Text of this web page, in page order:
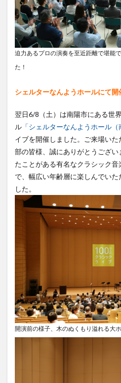
迫力あるプロの演奏を至近距離で堪能
た！
シェルターなんようホールにて開
翌日6/8（土）は南陽市にある世
ル 「シェルターなんようホール（
イブを開催しました。ご来場い
部の皆様、誠にありがとうござ
たことがある有名なクラシック
で、幅広い年齢層に楽しんでい
した。
開演前の様子、木のぬくもり溢れる大